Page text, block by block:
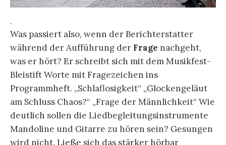
.
Was passiert also, wenn der Berichterstatter
während der Aufführung der Frage nachgeht,
was er hört? Er schreibt sich mit dem Musikfest-
Bleistift Worte mit Fragezeichen ins
Programmheft. „Schlaflosigkeit“ „Glockengeläut
am Schluss Chaos?“ „Frage der Männlichkeit“ Wie
deutlich sollen die Liedbegleitungsinstrumente
Mandoline und Gitarre zu hören sein? Gesungen
wird nicht. Ließe sich das stärker hörbar